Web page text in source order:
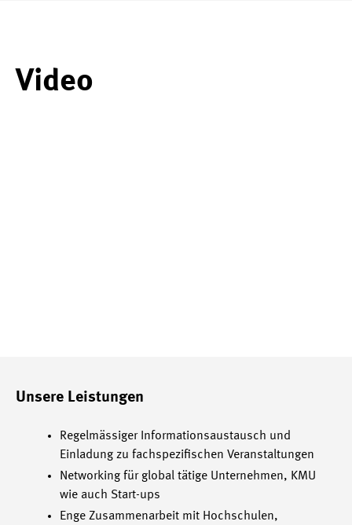
Video
Unsere Leistungen
Regelmässiger Informationsaustausch und
Einladung zu fachspezifischen Veranstaltungen
Networking für global tätige Unternehmen, KMU
wie auch Start-ups
Enge Zusammenarbeit mit Hochschulen,